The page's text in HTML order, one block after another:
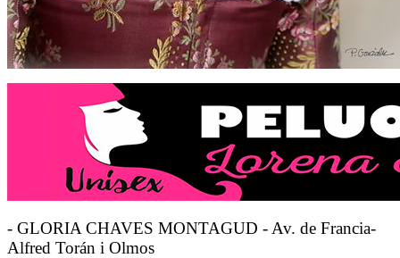
- GLORIA CHAVES MONTAGUD - Av. de Francia-
Alfred Torán i Olmos